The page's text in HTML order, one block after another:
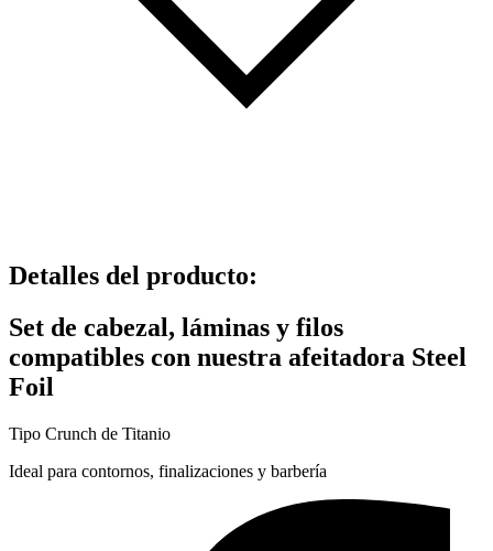
Detalles del producto:
Set de cabezal, láminas y filos
compatibles con nuestra afeitadora Steel
Foil
Tipo Crunch de Titanio
Ideal para contornos, finalizaciones y barbería